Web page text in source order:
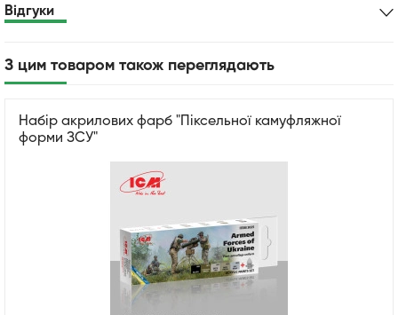
Відгуки
З цим товаром також переглядають
Набір акрилових фарб "Піксельної камуфляжної
форми ЗСУ"